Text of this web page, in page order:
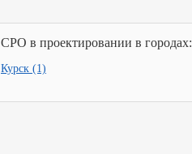
СРО в проектировании в городах:
Курск (1)